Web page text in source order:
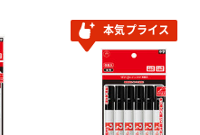
本気プライス